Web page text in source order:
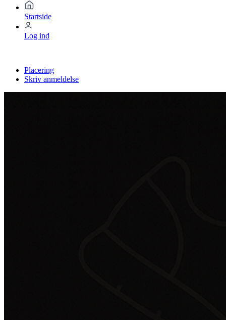
Startside
Log ind
Placering
Skriv anmeldelse